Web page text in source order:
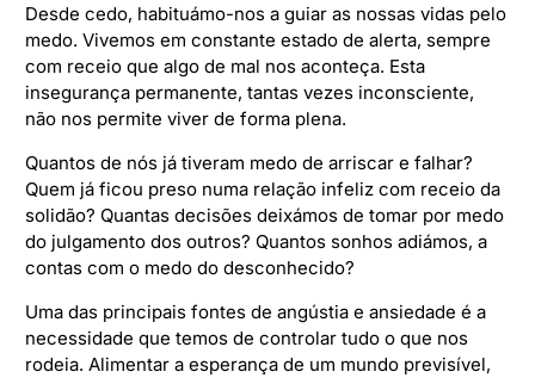
Desde cedo, habituámo-nos a guiar as nossas vidas pelo
medo. Vivemos em constante estado de alerta, sempre
com receio que algo de mal nos aconteça. Esta
insegurança permanente, tantas vezes inconsciente,
não nos permite viver de forma plena.
Quantos de nós já tiveram medo de arriscar e falhar?
Quem já ficou preso numa relação infeliz com receio da
solidão? Quantas decisões deixámos de tomar por medo
do julgamento dos outros? Quantos sonhos adiámos, a
contas com o medo do desconhecido?
Uma das principais fontes de angústia e ansiedade é a
necessidade que temos de controlar tudo o que nos
rodeia. Alimentar a esperança de um mundo previsível,